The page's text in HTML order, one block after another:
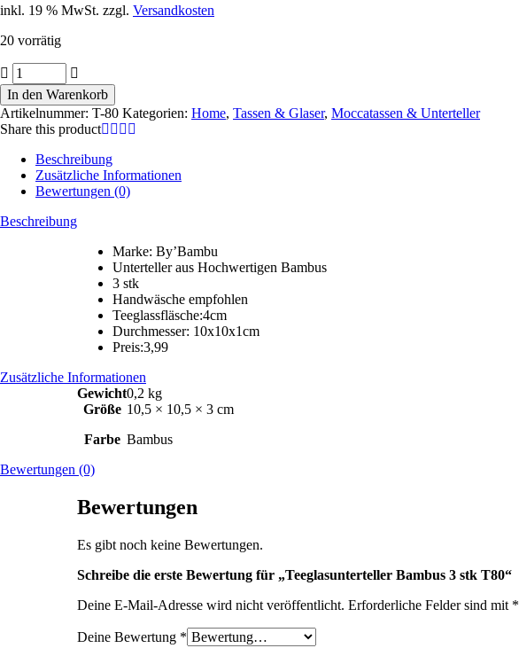
inkl. 19 % MwSt. zzgl. Versandkosten
20 vorrätig
Teeglasunterteller
Bambus
3
stk
T80
In den Warenkorb
Artikelnummer: T-80 Kategorien: Home, Tassen & Glaser, Moccatassen & Unterteller
Share this product
Beschreibung
Zusätzliche Informationen
Bewertungen (0)
Beschreibung
Marke: By’Bambu
Unterteller aus Hochwertigen Bambus
3 stk
Handwäsche empfohlen
Teeglassfläsche:4cm
Durchmesser: 10x10x1cm
Preis:3,99
Zusätzliche Informationen
Gewicht0,2 kg
Größe 10,5 × 10,5 × 3 cm
Farbe Bambus
Bewertungen (0)
Bewertungen
Es gibt noch keine Bewertungen.
Schreibe die erste Bewertung für „Teeglasunterteller Bambus 3 stk T80“
Deine E-Mail-Adresse wird nicht veröffentlicht. Erforderliche Felder sind mit *
Deine Bewertung *